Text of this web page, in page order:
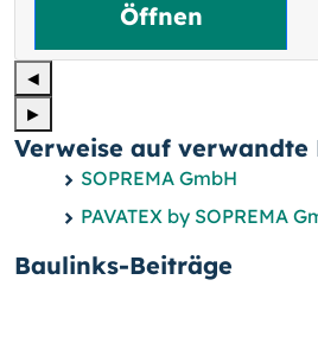
Öffnen
◄
►
Verweise auf verwandte
SOPREMA GmbH
PAVATEX by SOPREMA
Baulinks-Beiträge